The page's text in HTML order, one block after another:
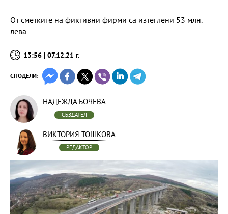
От сметките на фиктивни фирми са изтеглени 53 млн.
лева
13:56 | 07.12.21 г.
СПОДЕЛИ:
НАДЕЖДА БОЧЕВА
СЪЗДАТЕЛ
ВИКТОРИЯ ТОШКОВА
РЕДАКТОР